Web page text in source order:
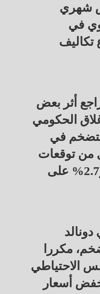
شهري
في
تكاليف
أثر بعض
الحكومي
في
من توقعات
المحللين بزيادة ‍0.3% و2.7% على
مكررا
الاحتياطي
أسعار